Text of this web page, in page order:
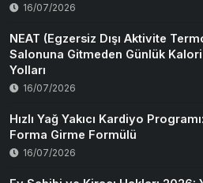
16/07/2026
NEAT (Egzersiz Dışı Aktivite
Salonuna Gitmeden Günlük Kalori
Yolları
16/07/2026
Hızlı Yağ Yakıcı Kardiyo
Forma Girme Formülü
16/07/2026